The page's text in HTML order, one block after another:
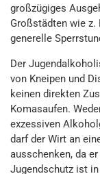
großzügiges
Großstädten wie z.
generelle
Der
von Kneipen und
keinen direkten
Komasaufen.
exzessiven
darf der Wirt an
ausschenken, da
Jugendschutz ist